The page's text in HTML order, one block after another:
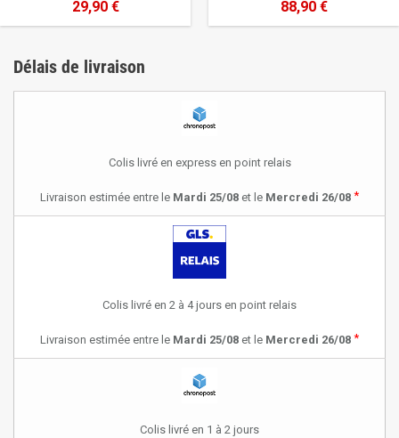
29,90 € 88,90 €
Délais de livraison
Colis livré en express en point relais
Livraison estimée entre le Mardi 25/08 et le Mercredi 26/08 *
Colis livré en 2 à 4 jours en point relais
Livraison estimée entre le Mardi 25/08 et le Mercredi 26/08 *
Colis livré en 1 à 2 jours